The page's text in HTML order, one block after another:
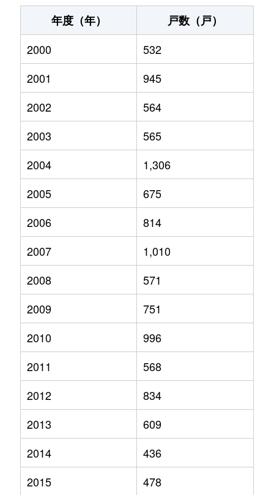
年度（年）
戸数（戸）
2000
532
2001
945
2002
564
2003
565
2004
1,306
2005
675
2006
814
2007
1,010
2008
571
2009
751
2010
996
2011
568
2012
834
2013
609
2014
436
2015
478